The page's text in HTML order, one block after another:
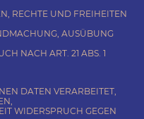
RECHTE UND FREIHEITEN
AUSÜBUNG
NACH ART. 21 ABS. 1
DATEN VERARBEITET,
WIDERSPRUCH GEGEN